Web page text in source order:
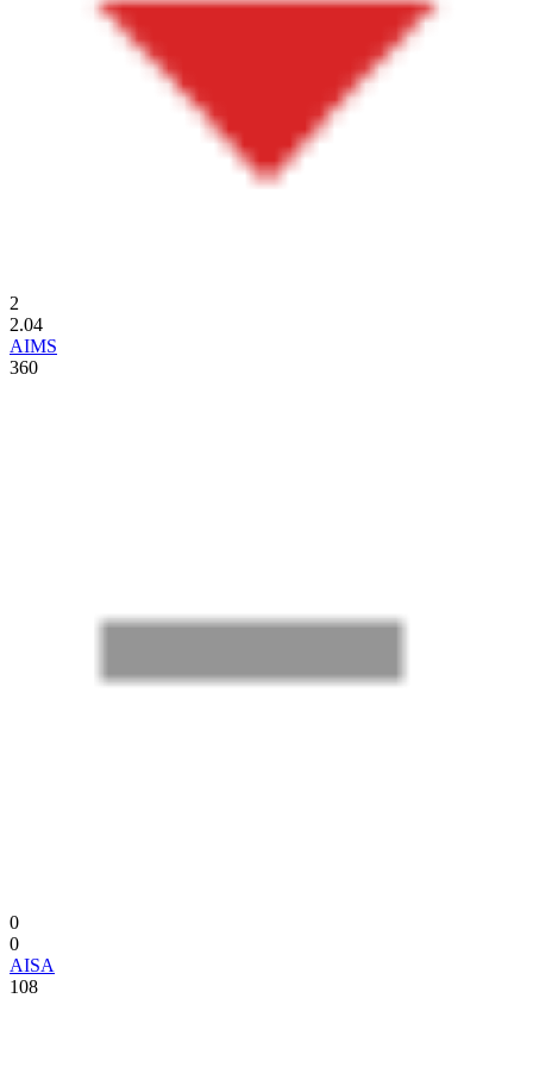
2
2.04
AIMS
360
0
0
AISA
108